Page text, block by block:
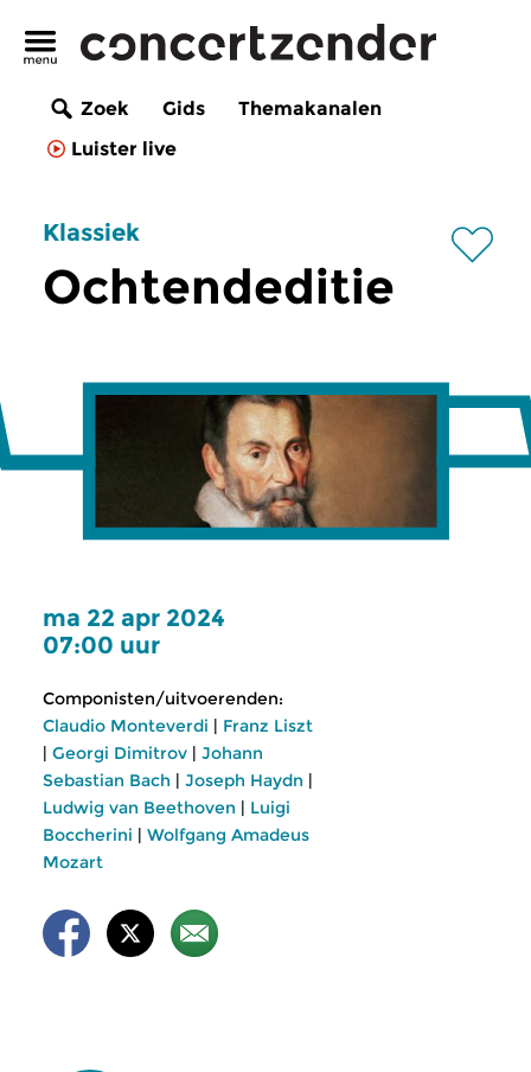
Zoek Gids
Themakanalen
Luister live
Klassiek
Ochtendeditie
ma 22 apr 2024
07:00 uur
Componisten/uitvoerenden:
Claudio Monteverdi | Franz Liszt
| Georgi Dimitrov | Johann
Sebastian Bach | Joseph Haydn |
Ludwig van Beethoven | Luigi
Boccherini | Wolfgang Amadeus
Mozart